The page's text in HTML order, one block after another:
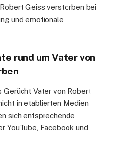
Geiss verstorben bei
und emotionale
rund um Vater von
Gerücht Vater von Robert
in etablierten Medien
sich entsprechende
YouTube, Facebook und